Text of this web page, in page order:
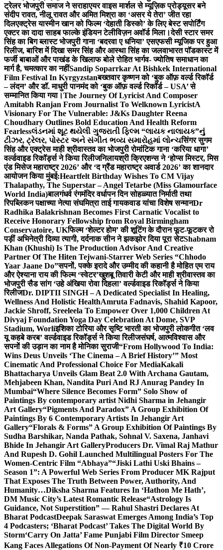
ट्रेलर भोजपुरी समाज ने सराहाएयर वाइस मार्शल से म्यूज़िक प्रोड्यूसर बने
संदीप रावत, नीलू रावत और अमित मिश्रा का ‘असर ये तेरा’ जीत रहा
दिलएक्ट्रेस यास्मीन खान को फिल्म ‘देहाती डिस्को’ के लिए बेस्ट सपोर्टिंग
एक्टर का दादा साहब फाल्के इंडियन टेलीविज़न अवॉर्ड मिला।देसी स्टार समर
सिंह का बिग ब्लास्ट भोजपुरी गाना ‘बदरवा ए धनिया’ एसएफसी म्यूजिक पर हुआ
रिलीज, बारिश में दिखा समर सिंह और आस्था सिंह का जलवाभारत पॉडकास्ट में
फर्जी बाबाओं और पाखंड के खिलाफ बोले रोहित भार्गव- ज्योतिष समाधान का
मार्ग है, चमत्कार का नहींSandip Soparrkar At Bishkek International
Film Festival In Kyrgyzstanबख्तवार कृष्णन को ‘बुक ऑफ़ वर्ल्ड रिकॉर्ड
– लंदन’ और डॉ. माधुरी पानमंद को ‘बुक ऑफ़ वर्ल्ड रिकॉर्ड – USA’ से
सम्मानित किया गया।The Journey Of Lyricist And Composer
Amitabh Ranjan From Journalist To Welknown LyricistA
Visionary For The Vulnerable: J&Ks Daughter Reena
Choudhary Outlines Bold Education And Health Reform
Fearlessલંડનમાં શૂટ થયેલી ગુજરાતી ફિલ્મ “લાયક નાલાયક”નું
ટીઝર, ટ્રેલર, પોસ્ટર અને સંગીત ભવ્ય સમારોહમાં લોન્ચसिंगर सुगम
सिंह और एक्ट्रेस माही श्रीवास्तव का भोजपुरी रोमांटिक गाना ‘करिया धागा’
वर्ल्डवाइड रिकॉर्ड्स ने किया रिलीजनिलायश्री क्रिएशन्स ने ‘होप्स मिस्टर, मिस
एंड मिसेज महाराष्ट्र 2026’ और ‘द ग्रैंड महाराष्ट्र अवार्ड 2026’ का शानदार
आयोजन किया मुंबई:Heartfelt Birthday Wishes To CM Vijay
Thalapathy, The Superstar – Angel Tetarbe (Miss Glamourface
World India)बालगंधर्व रंगमंदिर वर्धापन दिन सोहळ्यात निर्माती तथा
रिपब्लिकन पक्षाच्या नेत्या संघमित्रा ताई गायकवाड यांचा विशेष सन्मानDr
Radhika Balakrishnan Becomes First Carnatic Vocalist to
Receive Honorary Fellowship from Royal Birmingham
Conservatoire, UKफिल्म ‘शेल्टर होम’ की शूटिंग के दौरान फूट-फूटकर रो
पड़ीं अभिनेत्री दिव्या त्यागी, दर्दनाक सीन ने झकझोर दिया पूरा सेटShabnam
Khan (Khushi) Is The Production Advisor And Creative
Partner Of The Hiten Tejwani-Starrer Web Series “Chhodo
Yaar Jaane Do”सपनों, पक्के इरादे और उम्मीद की कहानी है मोहित एम राय
और ऐश्याना राय की फिल्म ‘स्वेटर’खुशबू तिवारी केटी और माही श्रीवास्तव का
भोजपुरी सैड सांग ‘उहे अंखिया रोवा दिहला’ वर्ल्डवाइड रिकॉर्ड्स ने किया
रिलीजDr. DIPTII SINGH – A Dedicated Specialist In Healing,
Wellness And Holistic HealthAmruta Fadnavis, Shahid Kapoor,
Jackie Shroff, Sreeleela To Empower Over 1,000 Children At
Divyaj Foundation Yoga Day Celebration At Dome, SVP
Stadium, Worliइशिका टोरिया और सृष्टि भारती का भोजपुरी लोकगीत ‘लव
यू कहबे करब’ वर्ल्डवाइड रिकॉर्ड्स ने किया रिलीजसंघर्ष, आत्मविश्वास और
सपनों की उड़ान का नाम है मोनिका सुराजी“From Hollywood To India:
Wins Deus Unveils ‘The Cinema – A Brief History’” Most
Cinematic And Professional Choice For MediaKakali
Bhattacharya Unveils Glam Beat 2.0 With Archana Gautam,
Mehjabeen Khan, Nandita Puri And RJ Anurag Pandey In
Mumbai“Where Silence Becomes Form” Solo Show of
Paintings By contemporary artist Nidhi Sharma in Jehangir
Art Gallery“Pigments And Paradox” A Group Exhibition Of
Paintings By 6 Contemporary Artists In Jehangir Art
Gallery“Florals & Forms” A Group Exhibition Of Paintings By
Sudha Barshikar, Nanda Pathak, Sohnal V. Saxena, Janhavi
Bhide In Jehangir Art GalleryProducers Dr. Vimal Raj Mathur
And Rupesh D. Gohil Launched Multilingual Posters For The
Women-Centric Film “Abhaya”“Jiski Lathi Uski Bhains –
Season 1”: A Powerful Web Series From Producer MK Rajput
That Exposes The Truth Between Power, Authority, And
Humanity…Diksha Sharma Features In ‘Hathon Me Hath’,
DM Music City’s Latest Romantic Release“Astrology Is
Guidance, Not Superstition” — Rahul Shastri Declares At
Bharat PodcastDeepak Saraswat Emerges Among India’s Top
4 Podcasters; ‘Bharat Podcast’ Takes The Digital World By
Storm‘Carry On Jatta’ Fame Punjabi Film Director Smeep
Kang Faces Allegations Of Non-Payment Of Nearly ₹10 Crore